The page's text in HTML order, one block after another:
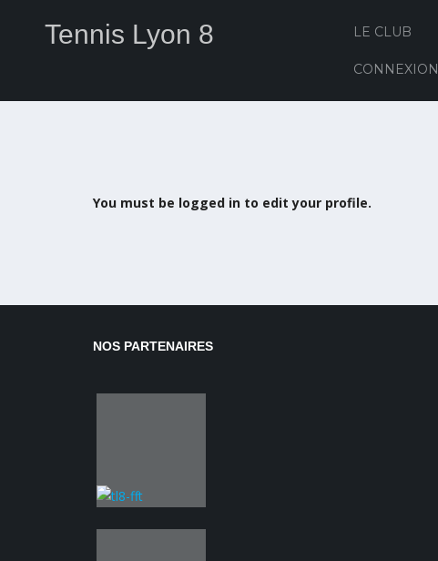
Tennis Lyon 8 LE CLUB
CONNEXION
You must be logged in to edit your profile.
NOS PARTENAIRES